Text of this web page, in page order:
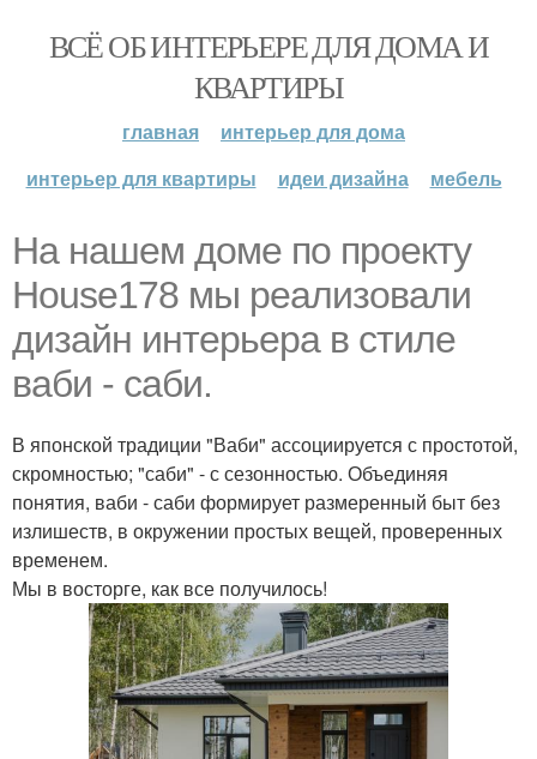
ВСЁ ОБ ИНТЕРЬЕРЕ ДЛЯ ДОМА И
КВАРТИРЫ
главная
интерьер для дома
интерьер для квартиры
идеи дизайна мебель
На нашем доме по проекту
House178 мы реализовали
дизайн интерьера в стиле
ваби - саби.
В японской традиции "Ваби" ассоциируется с простотой,
скромностью; "саби" - с сезонностью. Объединяя
понятия, ваби - саби формирует размеренный быт без
излишеств, в окружении простых вещей, проверенных
временем.
Мы в восторге, как все получилось!